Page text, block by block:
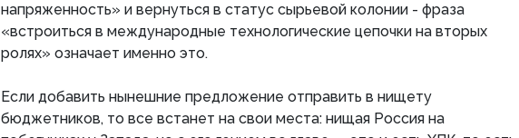
напряженность» и вернуться в статус сырьевой колонии - фраза
«встроиться в международные технологические цепочки на вторых
ролях» означает именно это.
Если добавить нынешние предложение отправить в нищету
бюджетников, то все встанет на свои места: нищая Россия на